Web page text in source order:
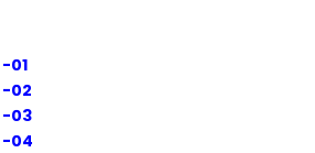
01
-02
-03
-04